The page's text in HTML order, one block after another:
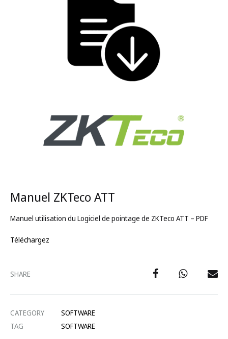
Manuel ZKTeco ATT
Manuel utilisation du Logiciel de pointage de ZKTeco ATT – PDF
Téléchargez
SHARE
CATEGORY
SOFTWARE
TAG
SOFTWARE